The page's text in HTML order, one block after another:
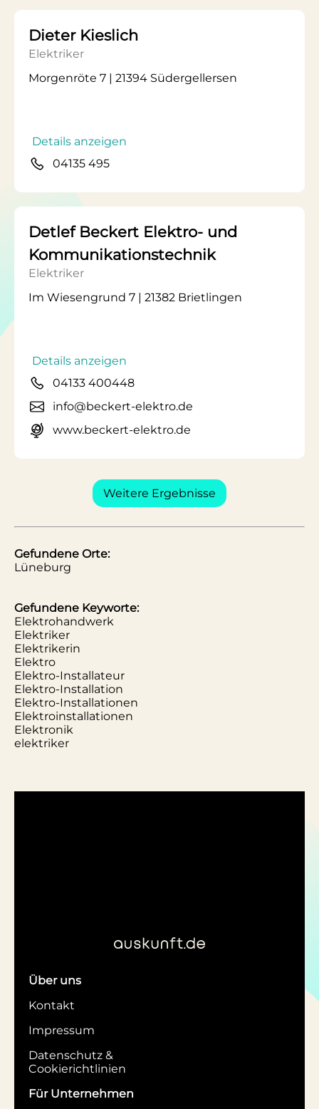
Dieter Kieslich
Elektriker
Morgenröte 7 | 21394 Südergellersen
Details anzeigen
04135 495
Detlef Beckert Elektro- und
Kommunikationstechnik
Elektriker
Im Wiesengrund 7 | 21382 Brietlingen
Details anzeigen
04133 400448
info@beckert-elektro.de
www.beckert-elektro.de
Weitere Ergebnisse
Gefundene Orte:
Lüneburg
Gefundene Keyworte:
Elektrohandwerk
Elektriker
Elektrikerin
Elektro
Elektro-Installateur
Elektro-Installation
Elektro-Installationen
Elektroinstallationen
Elektronik
elektriker
Über uns
Kontakt
Impressum
Datenschutz &
Cookierichtlinien
Für Unternehmen